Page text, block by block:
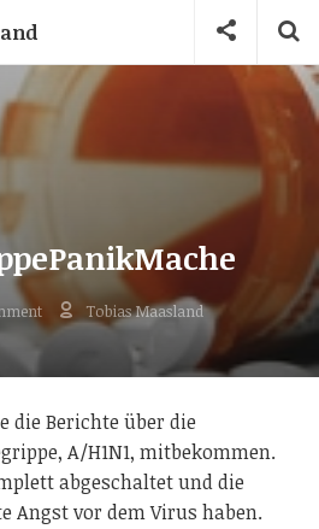
Tobias Maasland
die Berichte über die
A/H1N1, mitbekommen.
abgeschaltet und die
Angst vor dem Virus haben.